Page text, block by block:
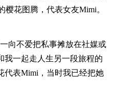
樱花图腾，代表女友Mimi。
向不爱把私事摊放在社媒或
我一起走人生另一段旅程的
代表Mimi，当时我已经把她